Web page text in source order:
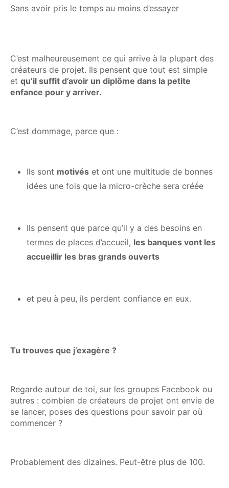
Sans avoir pris le temps au moins d’essayer
C’est malheureusement ce qui arrive à la plupart des
créateurs de projet. Ils pensent que tout est simple
et qu’il suffit d’avoir un diplôme dans la petite
enfance pour y arriver.
C’est dommage, parce que :
Ils sont motivés et ont une multitude de bonnes
idées une fois que la micro-crèche sera créée
Ils pensent que parce qu’il y a des besoins en
termes de places d’accueil, les banques vont les
accueillir les bras grands ouverts
et peu à peu, ils perdent confiance en eux.
Tu trouves que j’exagère ?
Regarde autour de toi, sur les groupes Facebook ou
autres : combien de créateurs de projet ont envie de
se lancer, poses des questions pour savoir par où
commencer ?
Probablement des dizaines. Peut-être plus de 100.